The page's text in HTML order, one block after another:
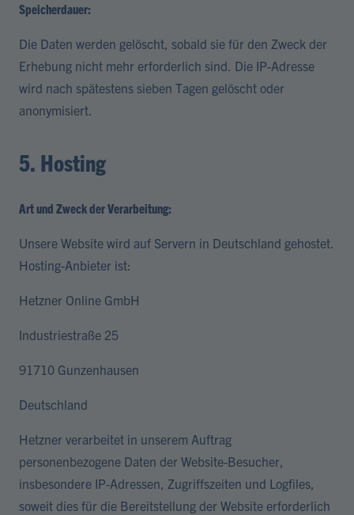
Speicherdauer:
Die Daten werden gelöscht, sobald sie für den Zweck der
Erhebung nicht mehr erforderlich sind. Die IP-Adresse
wird nach spätestens sieben Tagen gelöscht oder
anonymisiert.
5. Hosting
Art und Zweck der Verarbeitung:
Unsere Website wird auf Servern in Deutschland gehostet.
Hosting-Anbieter ist:
Hetzner Online GmbH
Industriestraße 25
91710 Gunzenhausen
Deutschland
Hetzner verarbeitet in unserem Auftrag
personenbezogene Daten der Website-Besucher,
insbesondere IP-Adressen, Zugriffszeiten und Logfiles,
soweit dies für die Bereitstellung der Website erforderlich